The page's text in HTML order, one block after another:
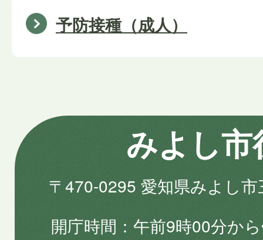
予防接種（成人）
みよし市
〒470-0295 愛知県みよし
開庁時間
午前9時00分か